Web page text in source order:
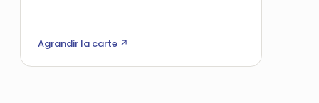
Agrandir la carte ↗